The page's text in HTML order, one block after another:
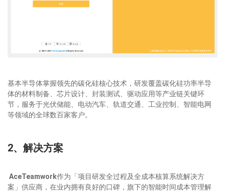
基本半导体掌握领先的碳化硅核心技术，研发覆盖碳化硅功率半导
体的材料制备、芯片设计、封装测试、驱动应用等产业链关键环
节，服务于光伏储能、电动汽车、轨道交通、工业控制、智能电网
等领域的全球数百家客户。
2、解决方案
AceTeamwork作为「项目研发全过程及全成本核算系统解决方
案」供应商，在业内拥有良好的口碑，旗下的智能时间成本管理解